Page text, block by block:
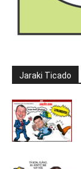
Jaraki Ticado